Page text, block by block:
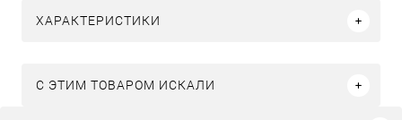
ХАРАКТЕРИСТИКИ
C ЭТИМ ТОВАРОМ ИСКАЛИ